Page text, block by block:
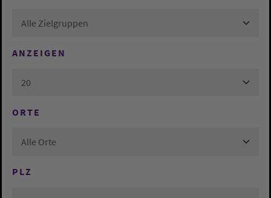
Alle Zielgruppen
ANZEIGEN
20
ORTE
Alle Orte
PLZ